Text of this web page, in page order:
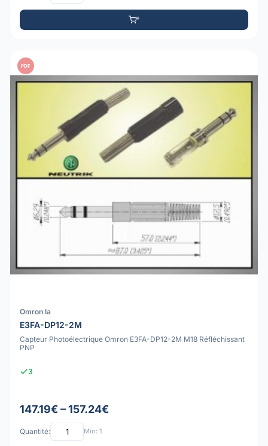
PDF
Omron Ia
E3FA-DP12-2M
Capteur Photoélectrique Omron E3FA-DP12-2M M18 Réfléchissant
PNP
3
147.19€ – 157.24€
Quantité: Min: 1